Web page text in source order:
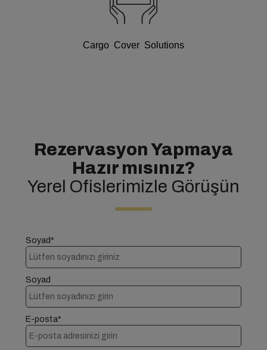
Cargo Cover Solutions
Rezervasyon Yapmaya
Hazır mısınız?
Yerel Ofislerimizle Görüşün
Soyad*
Soyad
E-posta*